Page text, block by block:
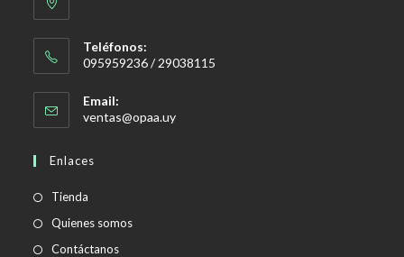
Teléfonos:
095959236 / 29038115
Email:
ventas@opaa.uySe
Enlaces
Tienda
Quienes somos
Contáctanos